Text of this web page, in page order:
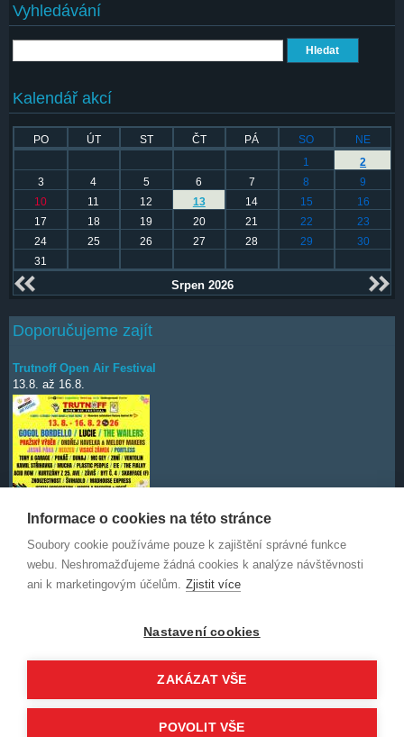
Vyhledávání
Kalendář akcí
PO ÚT ST ČT PÁ SO
NE
1
2
3
4 5 6 7 8
9
10
11 12 13 14 15
16
17
18 19 20 21 22
23
24
25 26 27 28 29
30
31
Srpen 2026
Doporučujeme zajít
Trutnoff Open Air Festival
13.8. až 16.8.
Deep Purple
7.10.
© 2014-2026 WorldStars.eu a uvedení autoři. Obsah není povoleno
Informace o cookies na této stránce
Soubory cookie používáme pouze k zajištění správné funkce
webu. Neshromažďujeme žádná cookies k analýze návštěvnosti
ani k marketingovým účelům. Zjistit více
Nastavení cookies
ZAKÁZAT VŠE
POVOLIT VŠE